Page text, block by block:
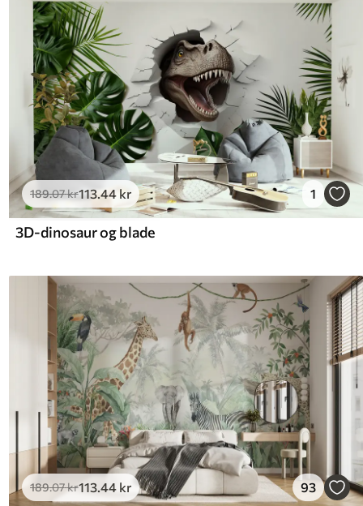
189.07kr113.44 kr 1
3D-dinosaur og blade
189.07kr113.44 kr 93